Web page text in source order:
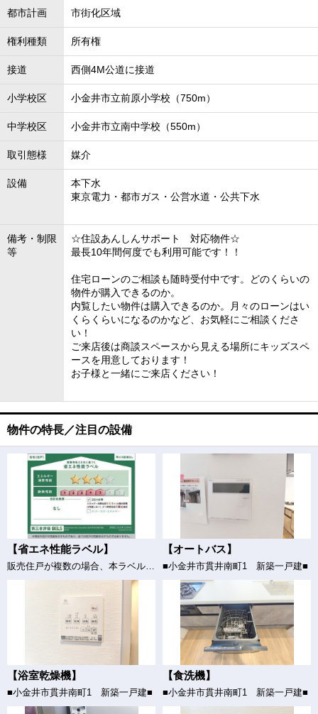
都市計画 市街化区域
権利種類 所有権
接道 西側4M公道に接道
小学校区 小金井市立前原小学校（750m）
中学校区 小金井市立南中学校（550m）
取引態様 媒介
設備
本下水
東京電力・都市ガス・公営水道・公共下水
備考・制限
等
☆住設あんしんサポート 対応物件☆
最長10年間何度でも利用可能です！！
住宅ローンのご相談も随時受付中です。どのくらいの
物件が購入できるのか。
内覧したい物件は購入できるのか。月々のローンはい
くらくらいになるのかなど、お気軽にご相談くださ
い！
ご来店後は商談スペースから見える場所にキッズスペ
ースを用意しております！
お子様と一緒にご来店ください！
物件の特長／注目の設備
【省エネ性能ラベル】
販売住戸が複数の場合、本ラベルは特定の住戸の性能を示すものであり、全ての住戸の性能を示すものではありません。
【オートバス】
■小金井市貫井南町1 新築一戸建■
【浴室乾燥機】
■小金井市貫井南町1 新築一戸建■
【食洗機】
■小金井市貫井南町1 新築一戸建■